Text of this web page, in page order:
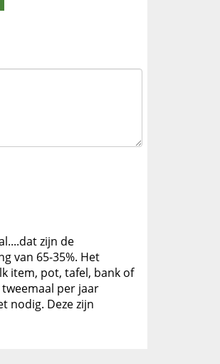
zijn de
van 65-35%. Het
item, pot, tafel, bank of
per jaar
nodig. Deze zijn